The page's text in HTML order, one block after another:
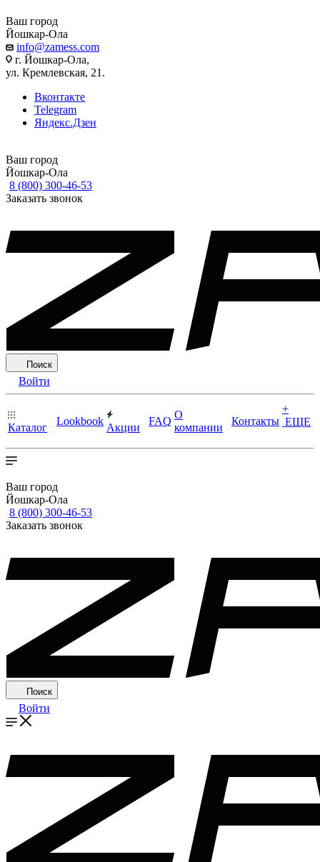
Ваш город
Йошкар-Ола
info@zamess.com
г. Йошкар-Ола,
ул. Кремлевская, 21.
Вконтакте
Telegram
Яндекс.Дзен
Ваш город
Йошкар-Ола
8 (800) 300-46-53
Заказать звонок
Поиск
Войти
Каталог
Lookbook
Акции
FAQ
О
компании
Контакты
+
ЕЩЕ
Ваш город
Йошкар-Ола
8 (800) 300-46-53
Заказать звонок
Поиск
Войти